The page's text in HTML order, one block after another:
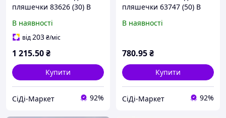
пляшечки 83626 (30) В
ЦІНА ЗА УПАКОВКУ,
"BIMBO" [Склад: Одеса
В наявності
від203₴/міс
1 215.50₴
Купити
СіДі-Маркет 92%
пляшечки 63747 (50) В
ЦІНА ЗА УПАКОВКУ,
В наявності
780.95₴
Купити
СіДі-Маркет 92%